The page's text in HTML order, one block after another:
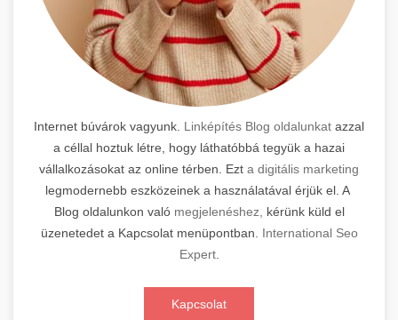
Internet búvárok vagyunk. Linképítés Blog oldalunkat azzal
a céllal hoztuk létre, hogy láthatóbbá tegyük a hazai
vállalkozásokat az online térben. Ezt a digitális marketing
legmodernebb eszközeinek a használatával érjük el. A
Blog oldalunkon való megjelenéshez,
kérünk küld el
üzenetedet a Kapcsolat menüpontban. International Seo
Expert.
Kapcsolat